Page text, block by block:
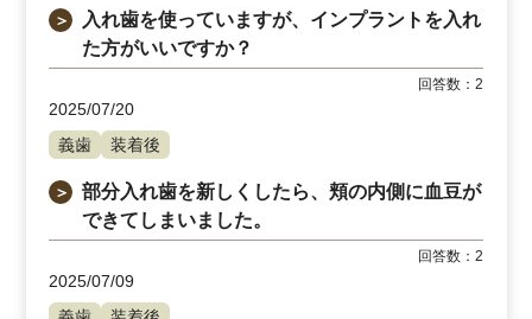
＞
入れ歯を使っていますが、インプラントを入れ
た方がいいですか？
回答数：2
2025/07/20
義歯
装着後
＞
部分入れ歯を新しくしたら、頬の内側に血豆が
できてしまいました。
回答数：2
2025/07/09